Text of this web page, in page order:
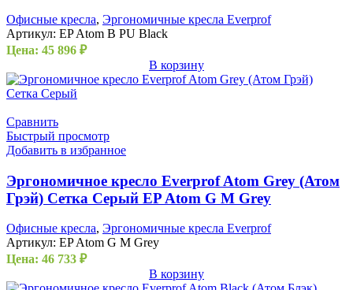
Офисные кресла, Эргономичные кресла Everprof
Артикул: EP Atom B PU Black
Цена: 45 896 ₽
В корзину
Сравнить
Быстрый просмотр
Добавить в избранное
Эргономичное кресло Everprof Atom Grey (Атом
Грэй) Сетка Серый EP Atom G M Grey
Офисные кресла, Эргономичные кресла Everprof
Артикул: EP Atom G M Grey
Цена: 46 733 ₽
В корзину